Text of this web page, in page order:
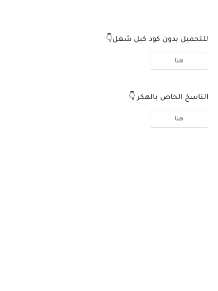
للتحميل بدون كود كبل شغل👇
هنا
الناسخ الخاص بالهكر 👇
هنا